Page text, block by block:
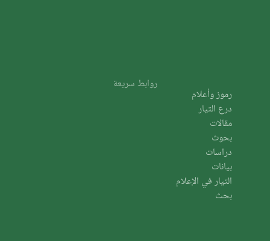
روابط سريعة
رموز وأعلام
درع التيار
مقالات
بحوث
دراسات
بيانات
التيار في الإعلام
بحث